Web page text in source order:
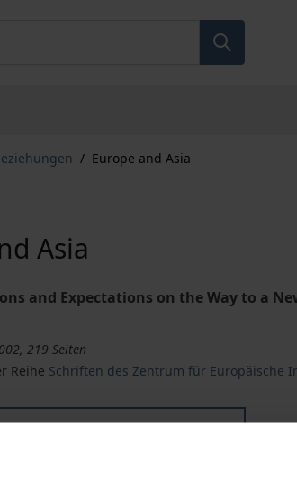
/ Europe and Asia
Asia
and Expectations on the Way to a
219 Seiten
Reihe Schriften des Zentrum für Europäische